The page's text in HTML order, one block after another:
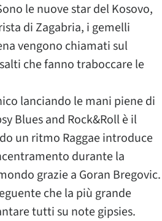
le nuove star del Kosovo,
di Zagabria, i gemelli
vengono chiamati sul
che fanno traboccare le
lanciando le mani piene di
Blues and Rock&Roll è il
un ritmo Raggae introduce
durante la
grazie a Goran Bregovic.
che la più grande
tutti su note gipsies.